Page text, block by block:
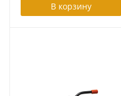
В корзину